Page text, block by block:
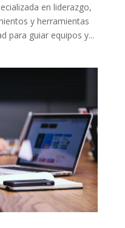
en liderazgo,
y herramientas
para guiar equipos y...